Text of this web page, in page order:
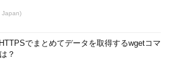
の意外な原因とは……
りも“ダウングレードしている”疑惑
のもう1つのエディション、
Japan)
でまとめてデータを取得するwgetコマ
？